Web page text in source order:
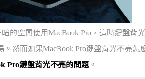
暗的空間使用MacBook Pro，這時鍵盤背
然而如果MacBook Pro鍵盤背光不亮怎
Pro鍵盤背光不亮的問題 。